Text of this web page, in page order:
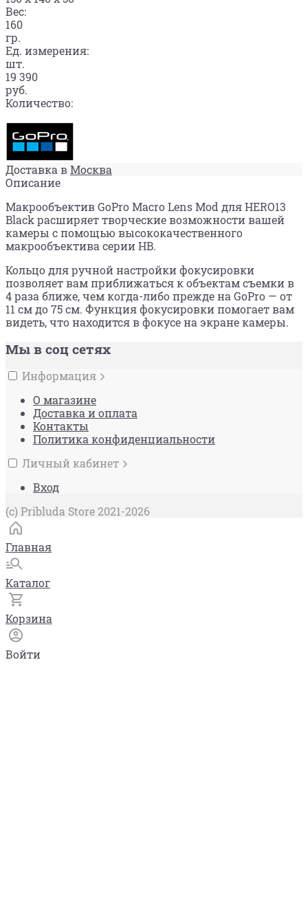
Вес:
160
гр.
Ед. измерения:
шт.
19 390
руб.
Количество:
Доставка вМосква
Описание
Макрообъектив GoPro Macro Lens Mod для HERO13
Black расширяет творческие возможности вашей
камеры с помощью высококачественного
макрообъектива серии HB.
Кольцо для ручной настройки фокусировки
позволяет вам приближаться к объектам съемки в
4 раза ближе, чем когда-либо прежде на GoPro — от
11 см до 75 см. Функция фокусировки помогает вам
видеть, что находится в фокусе на экране камеры.
Мы в соц сетях
Информация
О магазине
Доставка и оплата
Контакты
Политика конфиденциальности
Личный кабинет
Вход
(c) Pribluda Store 2021-2026
Главная
Каталог
Корзина
Войти